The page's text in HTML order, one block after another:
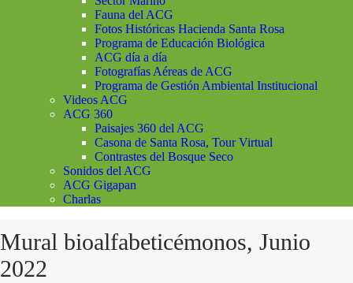
Fauna del ACG
Fotos Históricas Hacienda Santa Rosa
Programa de Educación Biológica
ACG día a día
Fotografías Aéreas de ACG
Programa de Gestión Ambiental Institucional
Videos ACG
ACG 360
Paisajes 360 del ACG
Casona de Santa Rosa, Tour Virtual
Contrastes del Bosque Seco
Sonidos del ACG
ACG Gigapan
Charlas
Mural bioalfabeticémonos, Junio
2022